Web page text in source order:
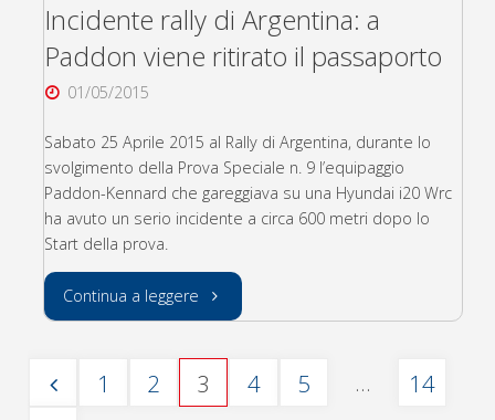
Incidente rally di Argentina: a
Paddon viene ritirato il passaporto
01/05/2015
Sabato 25 Aprile 2015 al Rally di Argentina, durante lo
svolgimento della Prova Speciale n. 9 l’equipaggio
Paddon-Kennard che gareggiava su una Hyundai i20 Wrc
ha avuto un serio incidente a circa 600 metri dopo lo
Start della prova.
Continua a leggere "Incidente
di
1 2 3 4 5 … 14